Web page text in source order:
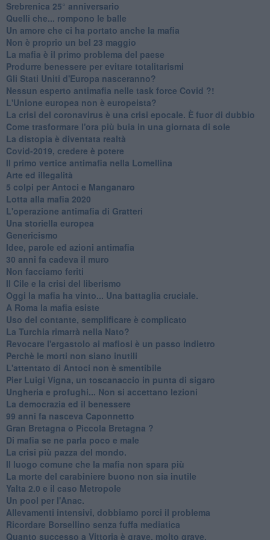
Srebrenica 25° anniversario
Quelli che... rompono le balle
Un amore che ci ha portato anche la mafia
Non è proprio un bel 23 maggio
La mafia è il primo problema del paese
Produrre benessere per evitare totalitarismi
Gli Stati Uniti d'Europa nasceranno?
Nessun esperto antimafia nelle task force Covid ?!
L'Unione europea non è europeista?
La crisi del coronavirus è una crisi epocale. È fuor di dubbio
Come trasformare l'ora più buia in una giornata di sole
​La distopia è diventata realtà
Covid-2019, credere è potere
Il primo vertice antimafia nella Lomellina
Arte ed illegalità
​5 colpi per Antoci e Manganaro
Lotta alla mafia 2020
L'operazione antimafia di Gratteri
Una storiella europea
Genericismo
Idee, parole ed azioni antimafia
30 anni fa cadeva il muro
Non facciamo feriti
Il Cile e la crisi del liberismo
Oggi la mafia ha vinto... Una battaglia cruciale.
A Roma la mafia esiste
Uso del contante, semplificare è complicato
La Turchia rimarrà nella Nato?
Revocare l'ergastolo ai mafiosi è un passo indietro
Perchè le morti non siano inutili
L'attentato di Antoci non è smentibile
Pier Luigi Vigna, un toscanaccio in punta di sigaro
Ungheria e profughi... Non si accettano lezioni
La democrazia ed il benessere
99 anni fa nasceva Caponnetto
Gran Bretagna o Piccola Bretagna ?
Di mafia se ne parla poco e male
La crisi più pazza del mondo.
Il luogo comune che la mafia non spara più
La morte del carabiniere buono non sia inutile
Yalta 2.0 e il caso Metropole
​Un pool per l'Anac.
Allevamenti intensivi, dobbiamo porci il problema
Ricordare Borsellino senza fuffa mediatica
​Quanto successo a Vittoria è grave, molto grave.